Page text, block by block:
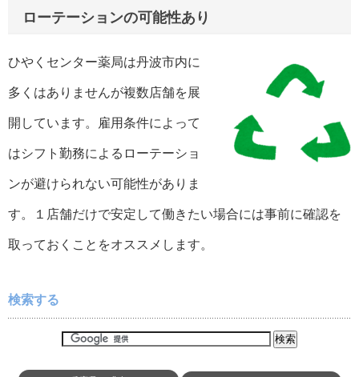
ローテーションの可能性あり
ひやくセンター薬局は丹波市内に
多くはありませんが複数店舗を展
開しています。雇用条件によって
はシフト勤務によるローテーショ
ンが避けられない可能性がありま
す。１店舗だけで安定して働きたい場合には事前に確認を
取っておくことをオススメします。
検索する